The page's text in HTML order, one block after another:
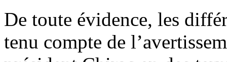
De toute évidence, les
tenu compte de